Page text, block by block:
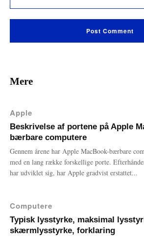
Mere
Apple
Beskrivelse af portene på Apple
bærbare computere
Gennem årene har Apple MacBook-bærbare
med en lang række forskellige porte.
har udviklet sig, har Apple gradvist erstattet...
Computere
Typisk lysstyrke, maksimal
skærmlysstyrke, forklaring